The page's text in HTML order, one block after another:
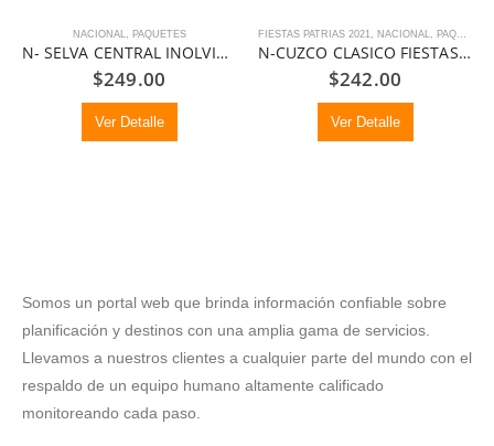
NACIONAL, PAQUETES
N- SELVA CENTRAL INOLVIDABLE
$249.00
Ver Detalle
FIESTAS PATRIAS 2021, NACIONAL, PAQUETES
N-CUZCO CLASICO FIESTAS PATRIAS
$242.00
Ver Detalle
Somos un portal web que brinda información confiable sobre
planificación y destinos con una amplia gama de servicios.
Llevamos a nuestros clientes a cualquier parte del mundo con el
respaldo de un equipo humano altamente calificado
monitoreando cada paso.